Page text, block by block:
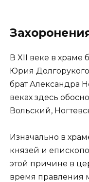
В XII веке в храме
Юрия
брат Александра
веках здесь
Вольский,
Изначально в
князей и
этой причине в
время правления